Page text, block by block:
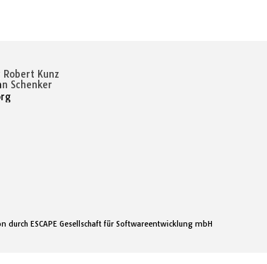
Kunz
Schenker
durch ESCAPE Gesellschaft für Softwareentwicklung mbH